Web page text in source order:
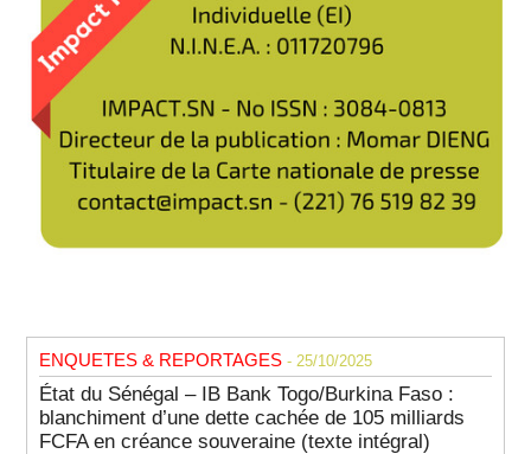
ENQUETES & REPORTAGES - 25/10/2025
État du Sénégal – IB Bank Togo/Burkina Faso :
blanchiment d’une dette cachée de 105 milliards
FCFA en créance souveraine (texte intégral)